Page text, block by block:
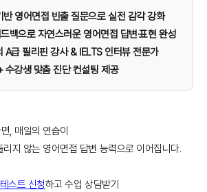
반 영어면접 빈출 질문으로 실전 감각 강화
백으로 자연스러운 영어면접 답변·표현 완성
A급 필리핀 강사 & IELTS 인터뷰 전문가
수강생 맞춤 진단 컨설팅 제공
, 매일의 연습이
지 않는 영어면접 답변 능력으로 이어집니다.
스트 신청하고 수업 상담받기